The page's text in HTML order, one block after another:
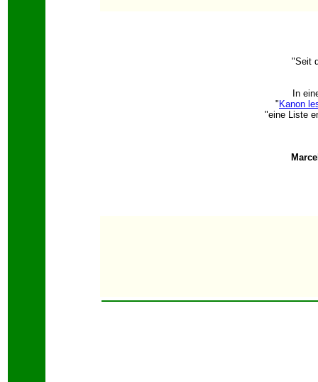
"Seit
In
" Kanon
"eine Liste